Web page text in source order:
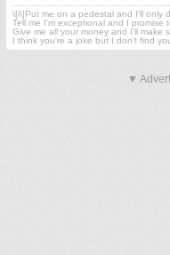
\[i\]Put me on a pedestal and I'll only
Tell me I'm exceptional and I promise
Give me all your money and I'll make
I think you're a joke but I don't find
▼